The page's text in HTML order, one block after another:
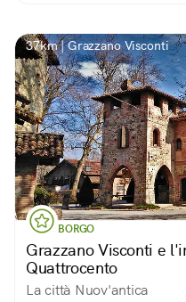
37km | Grazzano Visconti
BORGO
Grazzano Visconti e
Quattrocento
La città Nuov'antica